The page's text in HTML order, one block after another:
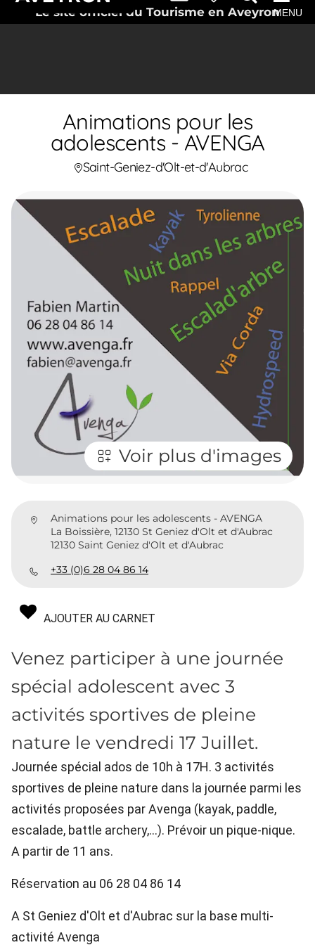
Le site officiel du Tourisme en AveyronMENU
Animations pour les
adolescents - AVENGA
Saint-Geniez-d'Olt-et-d'Aubrac
Voir plus d'images
Animations pour les adolescents - AVENGA
La Boissière, 12130 St Geniez d'Olt et d'Aubrac
12130 Saint Geniez d'Olt et d'Aubrac
+33 (0)6 28 04 86 14
AJOUTER AU CARNET
Venez participer à une journée
spécial adolescent avec 3
activités sportives de pleine
nature le vendredi 17 Juillet.
Journée spécial ados de 10h à 17H. 3 activités
sportives de pleine nature dans la journée parmi les
activités proposées par Avenga (kayak, paddle,
escalade, battle archery,...). Prévoir un pique-nique.
A partir de 11 ans.
Réservation au 06 28 04 86 14
A St Geniez d'Olt et d'Aubrac sur la base multi-
activité Avenga